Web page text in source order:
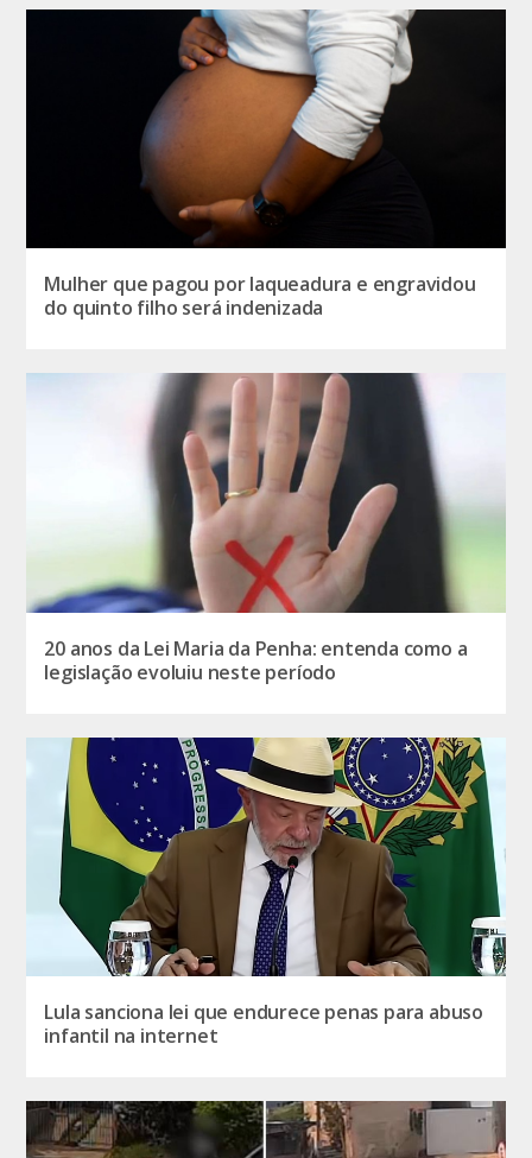
Mulher que pagou por laqueadura e engravidou
do quinto filho será indenizada
20 anos da Lei Maria da Penha: entenda como a
legislação evoluiu neste período
Lula sanciona lei que endurece penas para abuso
infantil na internet